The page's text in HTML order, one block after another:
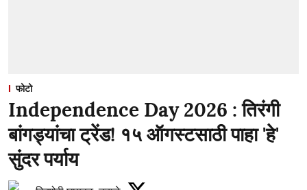
फोटो
Independence Day 2026 : तिरंगी
बांगड्यांचा ट्रेंड! १५ ऑगस्टसाठी पाहा 'हे'
सुंदर पर्याय